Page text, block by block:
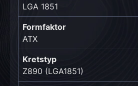
LGA 1851
Formfaktor
ATX
Kretstyp
Z890 (LGA1851)